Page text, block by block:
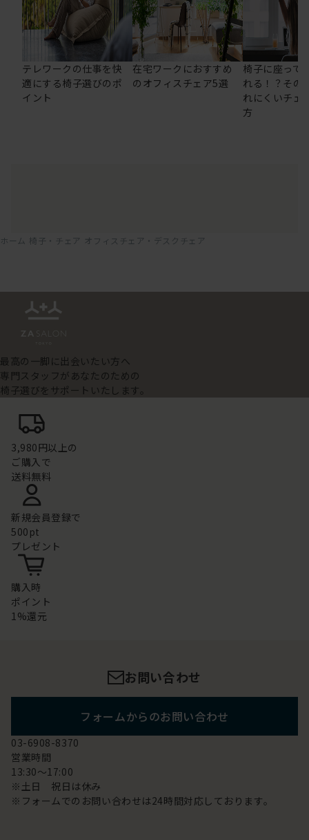
テレワークの仕事を快
適にする椅子選びのポ
イント
在宅ワークにおすすめ
のオフィスチェア5選
椅子に座って
れる！？その
れにくいチェ
方
ホーム 椅子・チェア オフィスチェア・デスクチェア
最高の一脚に出会いたい方へ
専門スタッフがあなたのための
椅子選びをサポートいたします。
3,980円以上の
ご購入で
送料無料
新規会員登録で
500pt
プレゼント
購入時
ポイント
1%還元
お問い合わせ
フォームからのお問い合わせ
03-6908-8370
営業時間
13:30～17:00
※土日 祝日は休み
※フォームでのお問い合わせは24時間対応しております。